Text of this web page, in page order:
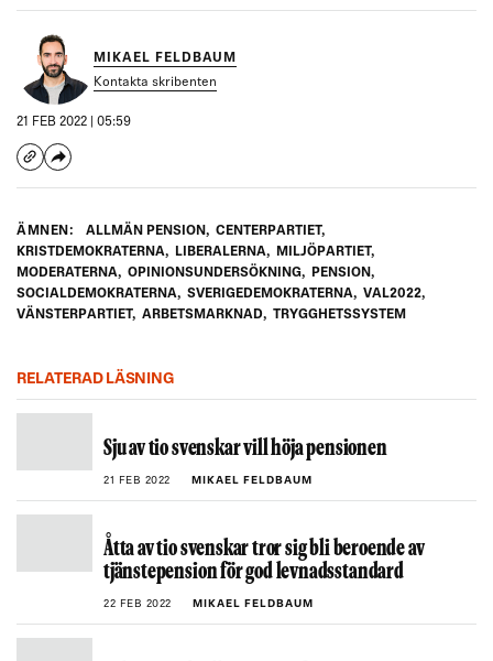
MIKAEL FELDBAUM
Kontakta skribenten
21 FEB 2022 | 05:59
ÄMNEN: ALLMÄN PENSION, CENTERPARTIET,
KRISTDEMOKRATERNA, LIBERALERNA, MILJÖPARTIET,
MODERATERNA, OPINIONSUNDERSÖKNING, PENSION,
SOCIALDEMOKRATERNA, SVERIGEDEMOKRATERNA, VAL2022,
VÄNSTERPARTIET, ARBETSMARKNAD, TRYGGHETSSYSTEM
RELATERAD LÄSNING
Sju av tio svenskar vill höja pensionen
21 FEB 2022 MIKAEL FELDBAUM
Åtta av tio svenskar tror sig bli beroende av
tjänstepension för god levnadsstandard
22 FEB 2022 MIKAEL FELDBAUM